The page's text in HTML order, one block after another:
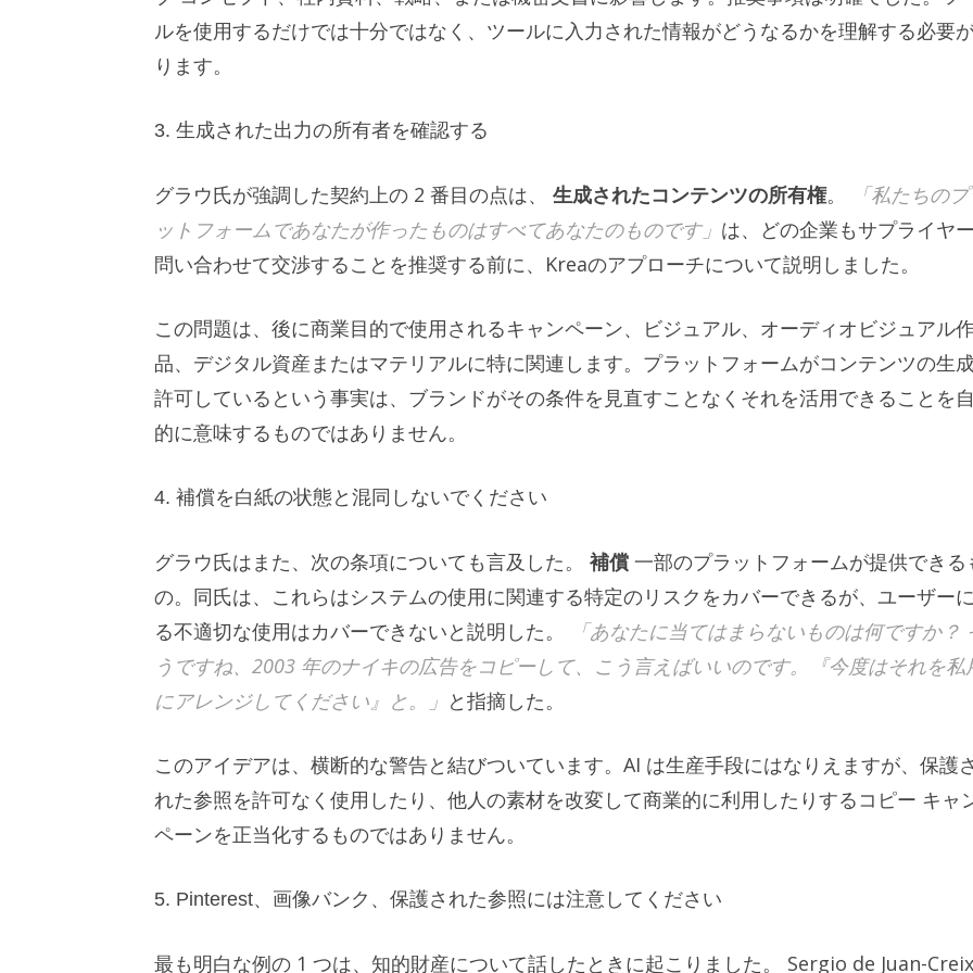
ルを使用するだけでは十分ではなく、ツールに入力された情報がどうなるかを理解する必要
ります。
3. 生成された出力の所有者を確認する
グラウ氏が強調した契約上の 2 番目の点は、 生成されたコンテンツの所有権。
「私たちの
ットフォームであなたが作ったものはすべてあなたのものです」 は、どの企業もサプライヤ
問い合わせて交渉することを推奨する前に、Kreaのアプローチについて説明しました。
この問題は、後に商業目的で使用されるキャンペーン、ビジュアル、オーディオビジュアル
品、デジタル資産またはマテリアルに特に関連します。プラットフォームがコンテンツの生
許可しているという事実は、ブランドがその条件を見直すことなくそれを活用できることを
的に意味するものではありません。
4. 補償を白紙の状態と混同しないでください
グラウ氏はまた、次の条項についても言及した。 補償 一部のプラットフォームが提供できる
の。同氏は、これらはシステムの使用に関連する特定のリスクをカバーできるが、ユーザー
る不適切な使用はカバーできないと説明した。
「あなたに当てはまらないものは何ですか？
うですね、2003 年のナイキの広告をコピーして、こう言えばいいのです。『今度はそれを私
にアレンジしてください』と。」 と指摘した。
このアイデアは、横断的な警告と結びついています。AI は生産手段にはなりえますが、保護さ
れた参照を許可なく使用したり、他人の素材を改変して商業的に利用したりするコピー キャ
ペーンを正当化するものではありません。
5. Pinterest、画像バンク、保護された参照には注意してください
最も明白な例の 1 つは、知的財産について話したときに起こりました。 Sergio de Juan-Creix